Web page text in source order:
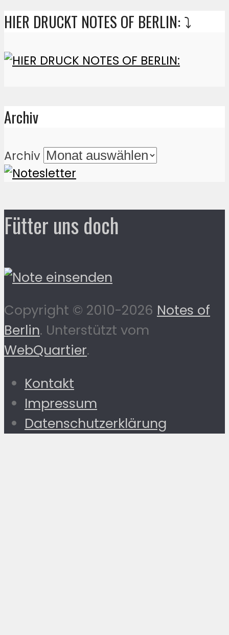
HIER DRUCKT NOTES OF BERLIN: ⤵️
Archiv
Archiv
Fütter uns doch
Copyright © 2010-2026 Notes of
Berlin. Unterstützt vom
WebQuartier.
Kontakt
Impressum
Datenschutzerklärung